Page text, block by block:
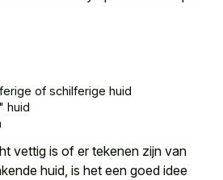
of schilferige huid
huid
vettig is of er tekenen zijn van
huid, is het een goed idee